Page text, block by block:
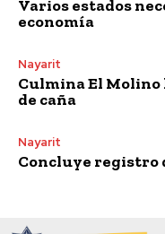
Varios estados
economía
Nayarit
Culmina El
de caña
Nayarit
Concluye registro